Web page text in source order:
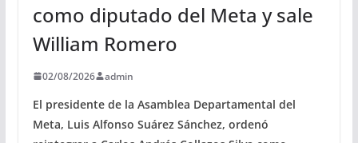
como diputado del Meta y sale
William Romero
02/08/2026 admin
El presidente de la Asamblea Departamental del
Meta, Luis Alfonso Suárez Sánchez, ordenó